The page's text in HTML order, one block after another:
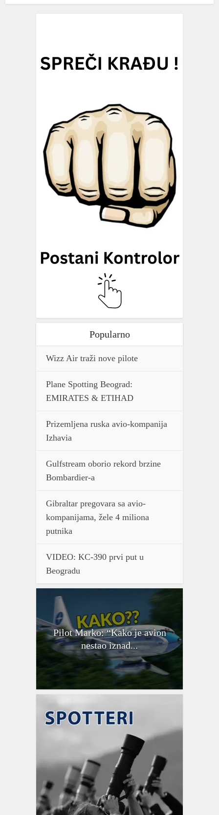
Popularno
Wizz Air traži nove pilote
Plane Spotting Beograd:
EMIRATES & ETIHAD
Prizemljena ruska avio-kompanija
Izhavia
Gulfstream oborio rekord brzine
Bombardier-a
Gibraltar pregovara sa avio-
kompanijama, žele 4 miliona
putnika
VIDEO: KC-390 prvi put u
Beogradu
Pilot Marko: “Kako je avion
nestao iznad...